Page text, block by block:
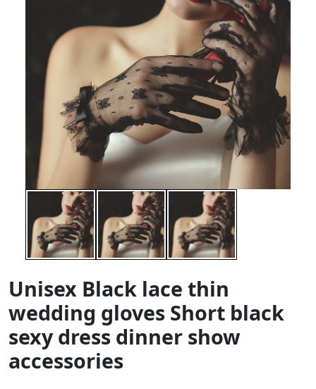
Unisex Black lace thin
wedding gloves Short black
sexy dress dinner show
accessories